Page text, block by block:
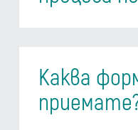
Каква